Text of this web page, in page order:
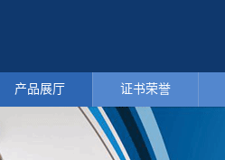
产品展厅 证书荣誉